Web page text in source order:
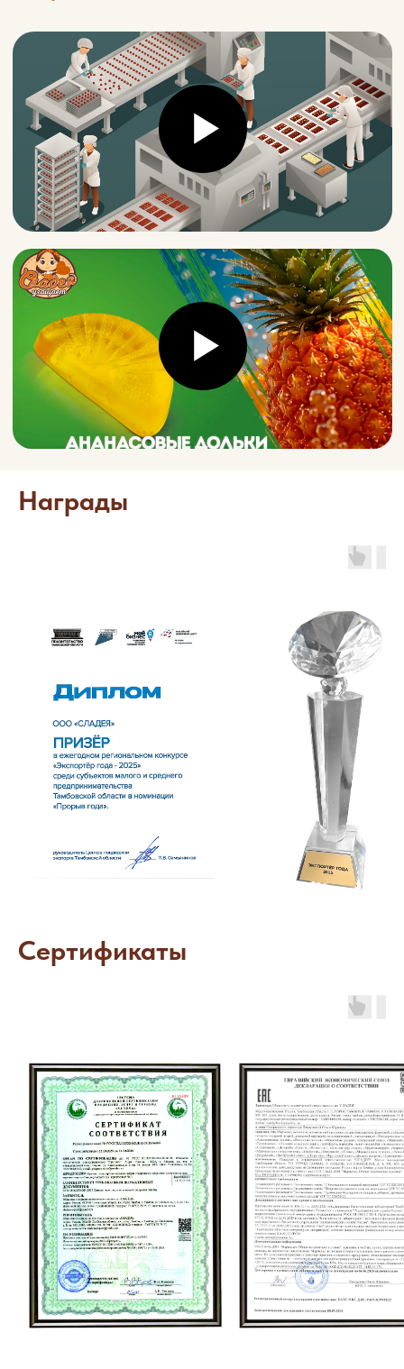
Награды
Сертификаты
Наша фабрика сотрудничает с
партнерами во многих регионах
партнеров, быть конкурентоспособным,
при реализации продукции нашей
Каждому нашему партнеру
поддержка и высокий уровень сервиса
Мы всегда открыты и готовы к
сотрудничеству!
Запросить
коммерческое предложение
Отправить запрос
Согласие на обработку персональных
данных
Контакты
Нефедов Алексей Владимирович
+7 910 655-93-56
Отдел продаж:
Региональный менеджер
392029, Россия,
Тамбовская область, г. Тамбов,
ул. Бастионная, 7Л